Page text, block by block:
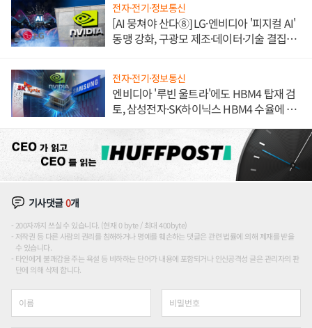
전자·전기·정보통신
[AI 뭉쳐야 산다⑧] LG·엔비디아 '피지컬 AI'
동맹 강화, 구광모 제조·데이터·기술 결집
전자·전기·정보통신
엔비디아 '루빈 울트라'에도 HBM4 탑재 검
토, 삼성전자·SK하이닉스 HBM4 수율에 주
기사댓글0개
200자까지 쓰실 수 있습니다. (현재 0 byte / 최대 400byte)
저작권 등 다른 사람의 권리를 침해하거나 명예를 훼손하는 댓글은 관련 법률에 의해 제재를 받을
수 있습니다.
타인에게 불쾌감을 주는 욕설 등 비하하는 단어가 내용에 포함되거나 인신공격성 글은 관리자의 판
단에 의해 삭제 합니다.